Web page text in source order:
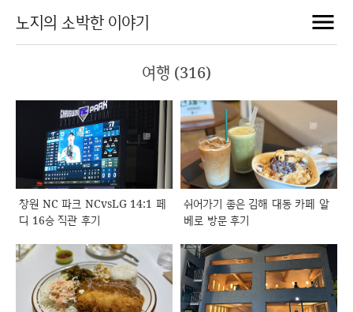
노지의 소박한 이야기
여행 (316)
창원 NC 파크 NCvsLG 14:1 페
디 16승 직관 후기
쉬어가기 좋은 김해 대동 카페 알
베로 방문 후기